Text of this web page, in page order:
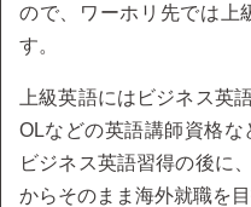
ので、ワーホリ先では上
す。
上級英語にはビジネス英
OLなどの英語講師資格な
ビジネス英語習得の後に
からそのまま海外就職を